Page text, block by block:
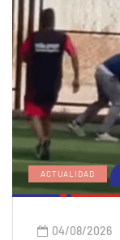
ACTUALIDAD
04/08/2026